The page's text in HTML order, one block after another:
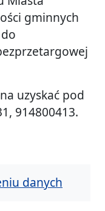
gminnych
uzyskać pod
914800413.
danych